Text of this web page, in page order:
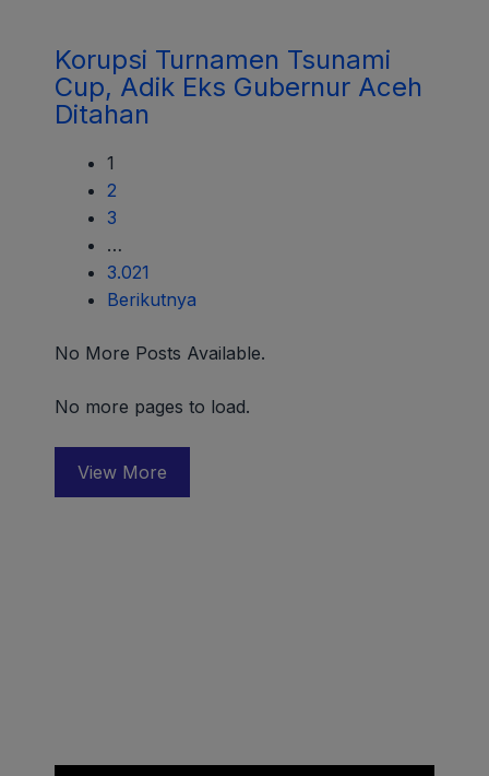
Korupsi Turnamen Tsunami
Cup, Adik Eks Gubernur Aceh
Ditahan
1
2
3
…
3.021
Berikutnya
No More Posts Available.
No more pages to load.
View More